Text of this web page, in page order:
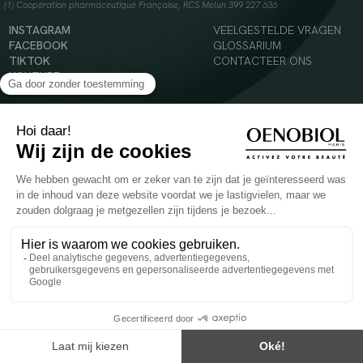
(1) Coopération pharmaceutique Française, RCS Melun 399 227 636
INSTAGRAM
FACEBOOK
TIKTOK
YOUTUBE
VEELGESTELDE VRAGEN
GLOSSARIUM
CONTACTEER ONS
© 2024 Oenobiol Paris
evenwichtige voeding en een gezonde levensstijl. Aanbevolen dagelijkse dosis niet
overschrijden. Enkel voor volwassenen, buiten het bereik van kinderen houden.